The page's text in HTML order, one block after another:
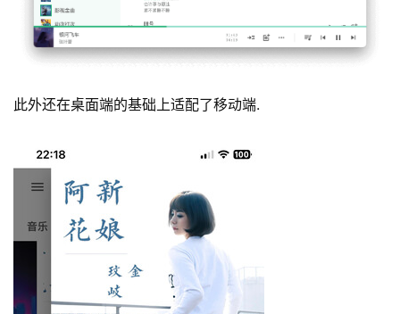
此外还在桌面端的基础上适配了移动端.